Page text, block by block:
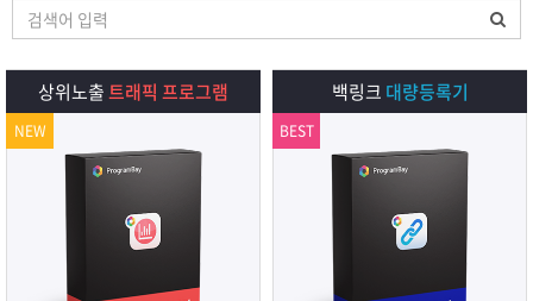
요
합
Q&A
프
로
프
상위노출트래픽 프로그램
NEW
백링크 대량등록기
BEST